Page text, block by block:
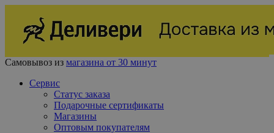
Самовывоз из магазина от 30 минут
Сервис
Статус заказа
Подарочные сертификаты
Магазины
Оптовым покупателям